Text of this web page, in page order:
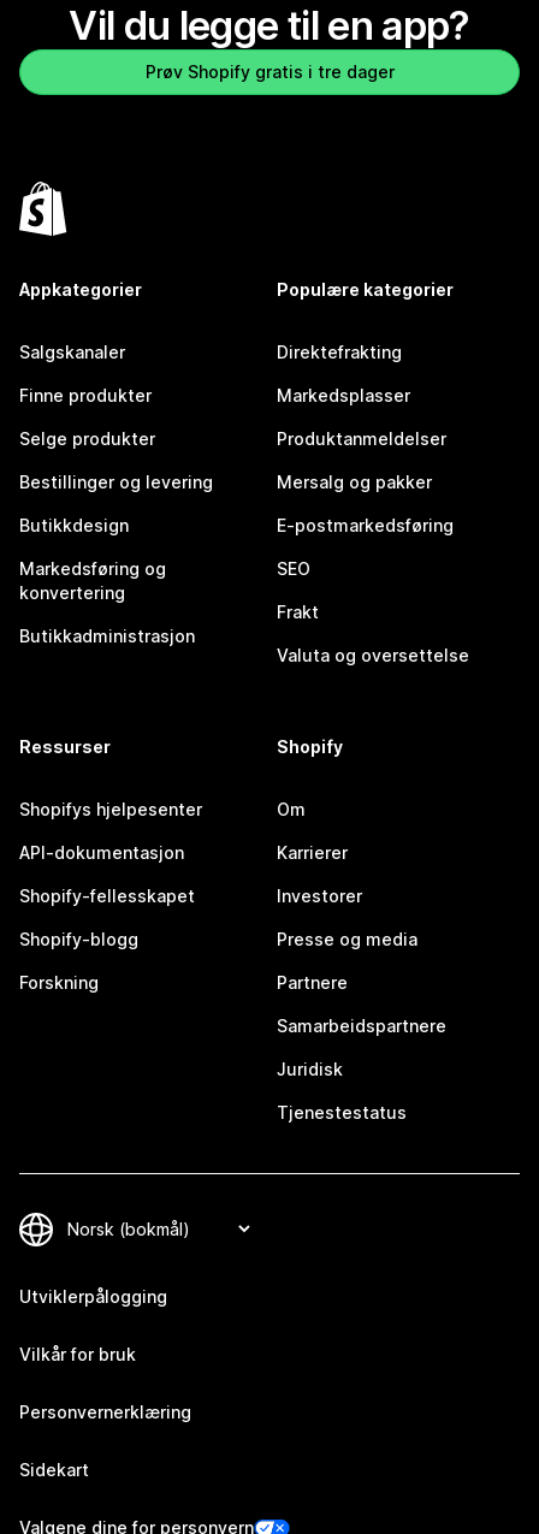
Vil du legge til en app?
Prøv Shopify gratis i tre dager
Appkategorier
Salgskanaler
Finne produkter
Selge produkter
Bestillinger og levering
Butikkdesign
Markedsføring og
konvertering
Butikkadministrasjon
Populære kategorier
Direktefrakting
Markedsplasser
Produktanmeldelser
Mersalg og pakker
E-postmarkedsføring
SEO
Frakt
Valuta og oversettelse
Ressurser
Shopifys hjelpesenter
API-dokumentasjon
Shopify-fellesskapet
Shopify-blogg
Forskning
Shopify
Om
Karrierer
Investorer
Presse og media
Partnere
Samarbeidspartnere
Juridisk
Tjenestestatus
Utviklerpålogging
Vilkår for bruk
Personvernerklæring
Sidekart
Valgene dine for personvern